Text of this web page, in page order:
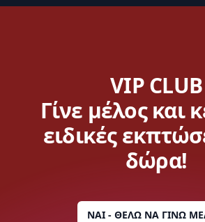
VIP CLUB
Γίνε μέλος και
ειδικές
δώρα!
ΝΑΙ - ΘΕΛΩ ΝΑ ΓΙΝΩ